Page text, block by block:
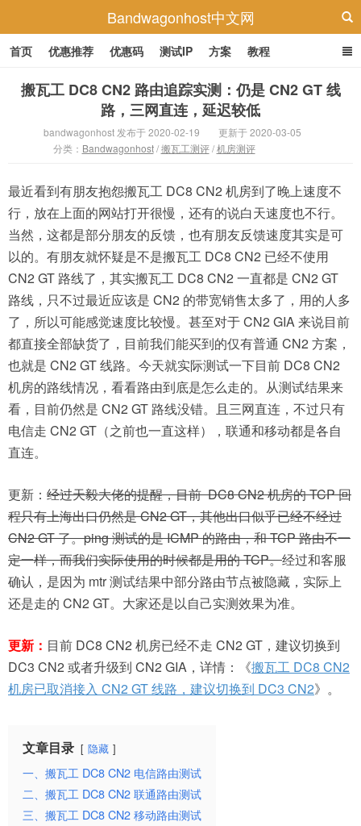
Bandwagonhost中文网
首页 优惠推荐 优惠码 测试IP 方案 教程
搬瓦工 DC8 CN2 路由追踪实测：仍是 CN2 GT 线
路，三网直连，延迟较低
bandwagonhost 发布于 2020-02-19
更新于 2020-03-05
分类： Bandwagonhost/搬瓦工测评/机房测评
最近看到有朋友抱怨搬瓦工 DC8 CN2 机房到了晚上速度不
行，放在上面的网站打开很慢，还有的说白天速度也不行。
当然，这都是部分朋友的反馈，也有朋友反馈速度其实是可
以的。有朋友就怀疑是不是搬瓦工 DC8 CN2 已经不使用
CN2 GT 路线了，其实搬瓦工 DC8 CN2 一直都是 CN2 GT
路线，只不过最近应该是 CN2 的带宽销售太多了，用的人多
了，所以可能感觉速度比较慢。甚至对于 CN2 GIA 来说目前
都直接全部缺货了，目前我们能买到的仅有普通 CN2 方案，
也就是 CN2 GT 线路。今天就实际测试一下目前 DC8 CN2
机房的路线情况，看看路由到底是怎么走的。从测试结果来
看，目前仍然是 CN2 GT 路线没错。且三网直连，不过只有
电信走 CN2 GT（之前也一直这样），联通和移动都是各自
直连。
更新： 经过天毅大佬的提醒，目前 DC8 CN2 机房的 TCP 回
程只有上海出口仍然是 CN2 GT，其他出口似乎已经不经过
CN2 GT 了。ping 测试的是 ICMP 的路由，和 TCP 路由不一
定一样，而我们实际使用的时候都是用的 TCP。经过和客服
确认，是因为 mtr 测试结果中部分路由节点被隐藏，实际上
还是走的 CN2 GT。大家还是以自己实测效果为准。
更新： 目前 DC8 CN2 机房已经不走 CN2 GT，建议切换到
DC3 CN2 或者升级到 CN2 GIA，详情：《搬瓦工 DC8 CN2
机房已取消接入 CN2 GT 线路，建议切换到 DC3 CN2》。
文章目录 隐藏
一、搬瓦工 DC8 CN2 电信路由测试
二、搬瓦工 DC8 CN2 联通路由测试
三、搬瓦工 DC8 CN2 移动路由测试